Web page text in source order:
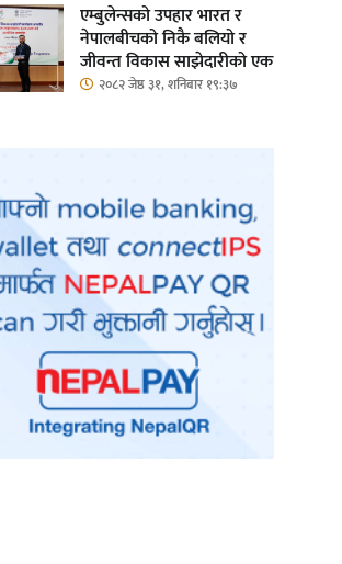
एम्बुलेन्सको उपहार भारत र
नेपालबीचको निकै बलियो र
जीवन्त विकास साझेदारीको एक
हिस्सा : नियोग उपप्रमुख
२०८२ जेष्ठ ३१, शनिबार १९:३७